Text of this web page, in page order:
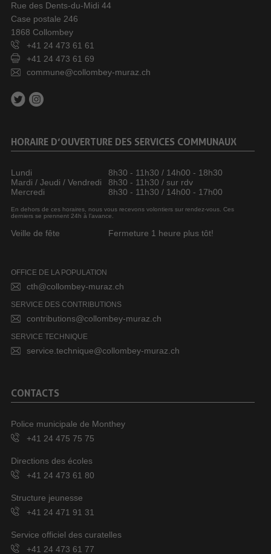
Rue des Dents-du-Midi 44
Case postale 246
1868 Collombey
+41 24 473 61 61
+41 24 473 61 69
commune@collombey-muraz.ch
HORAIRE D’OUVERTURE DES SERVICES COMMUNAUX
Lundi
8h30 - 11h30 / 14h00 - 18h30
Mardi / Jeudi / Vendredi
8h30 - 11h30 / sur rdv
Mercredi
8h30 - 11h30 / 14h00 - 17h00
En dehors de ces horaires, nous vous recevons volontiers sur rendez-vous. Ces
derniers se prennent 24h à l’avance.
Veille de fête Fermeture 1 heure plus tôt!
OFFICE DE LA POPULATION
cth@collombey-muraz.ch
SERVICE DES CONTRIBUTIONS
contributions@collombey-muraz.ch
SERVICE TECHNIQUE
service.technique@collombey-muraz.ch
CONTACTS
Police municipale de Monthey
+41 24 475 75 75
Directions des écoles
+41 24 473 61 80
Structure jeunesse
+41 24 471 91 31
Service officiel des curatelles
+41 24 473 61 77